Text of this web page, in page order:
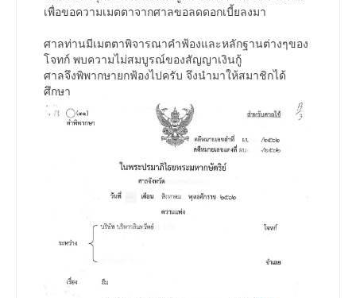
เพื่อขอความเมตตาจากศาลขอลดดอกเบี้ยลงมา
ศาลท่านมีเมตตาพิจารณาคำฟ้องและหลักฐานต่างๆของ
โจทก์ พบความไม่สมบูรณ์ของสัญญาเงินกู้
ศาลจึงพิพากษายกฟ้องไปครับ จึงนำมาให้สมาชิกได้
ศึกษา